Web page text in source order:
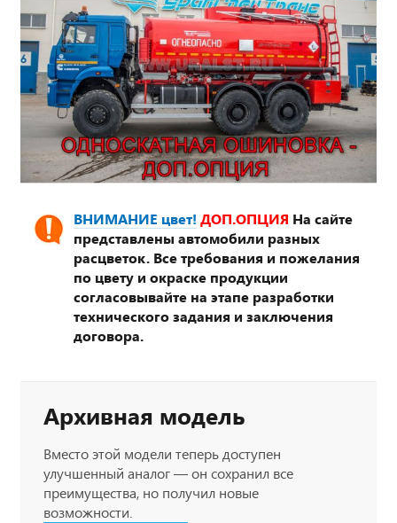
ВНИМАНИЕ цвет! ДОП.ОПЦИЯ На сайте
представлены автомобили разных
расцветок. Все требования и пожелания
по цвету и окраске продукции
согласовывайте на этапе разработки
технического задания и заключения
договора.
Архивная модель
Вместо этой модели теперь доступен
улучшенный аналог — он сохранил все
преимущества, но получил новые
возможности.